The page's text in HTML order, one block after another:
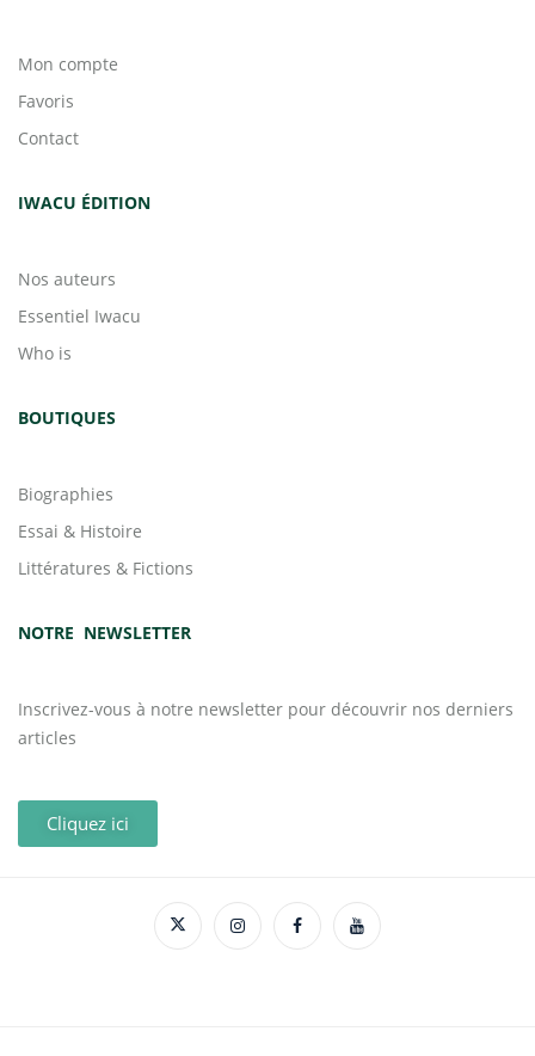
Mon compte
Favoris
Contact
IWACU ÉDITION
Nos auteurs
Essentiel Iwacu
Who is
BOUTIQUES
Biographies
Essai & Histoire
Littératures & Fictions
NOTRE NEWSLETTER
Inscrivez-vous à notre newsletter pour découvrir nos derniers
articles
Cliquez ici